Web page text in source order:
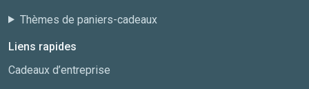
Thèmes de paniers-cadeaux
Liens rapides
Cadeaux d’entreprise